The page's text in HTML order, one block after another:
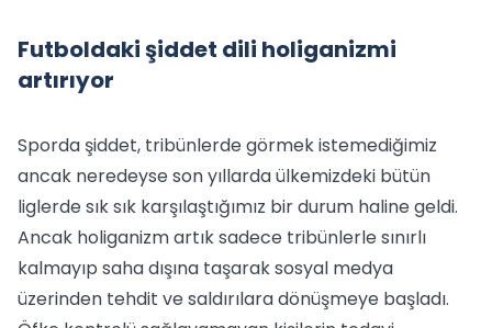
Futboldaki şiddet dili holiganizmi
artırıyor
Sporda şiddet, tribünlerde görmek istemediğimiz
ancak neredeyse son yıllarda ülkemizdeki bütün
liglerde sık sık karşılaştığımız bir durum haline geldi.
Ancak holiganizm artık sadece tribünlerle sınırlı
kalmayıp saha dışına taşarak sosyal medya
üzerinden tehdit ve saldırılara dönüşmeye başladı.